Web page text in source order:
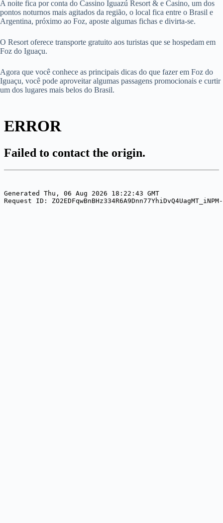
A noite fica por conta do Cassino Iguazú Resort & e Casino, um dos
pontos noturnos mais agitados da região, o local fica entre o Brasil e
Argentina, próximo ao Foz, aposte algumas fichas e divirta-se.
O Resort oferece transporte gratuito aos turistas que se hospedam em
Foz do Iguaçu.
Agora que você conhece as principais dicas do que fazer em Foz do
Iguaçu, você pode aproveitar algumas passagens promocionais e curtir
um dos lugares mais belos do Brasil.